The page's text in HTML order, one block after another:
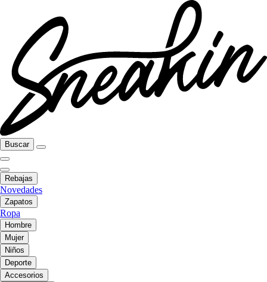
Buscar
Rebajas
Novedades
Zapatos
Ropa
Hombre
Mujer
Niños
Deporte
Accesorios